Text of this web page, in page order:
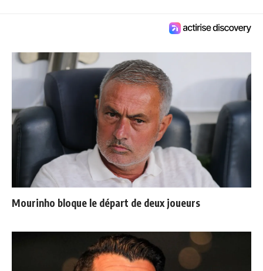
Mourinho bloque le départ de deux joueurs